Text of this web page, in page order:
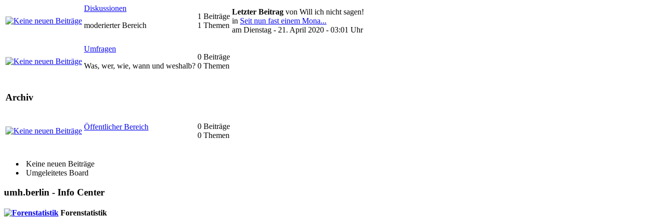
Diskussionen
moderierter Bereich
1 Beiträge
1 Themen
Letzter Beitrag von Will ich nicht sagen!
in Seit nun fast einem Mona...
am Dienstag - 21. April 2020 - 03:01 Uhr
Umfragen
Was, wer, wie, wann und weshalb?
0 Beiträge
0 Themen
Archiv
Öffentlicher Bereich
0 Beiträge
0 Themen
Keine neuen Beiträge
Umgeleitetes Board
umh.berlin - Info Center
Forenstatistik